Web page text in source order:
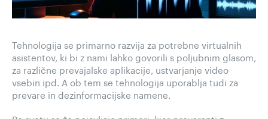
Tehnologija se primarno razvija za potrebne virtualnih
asistentov, ki bi z nami lahko govorili s poljubnim glasom,
za različne prevajalske aplikacije, ustvarjanje video
vsebin ipd. A ob tem se tehnologija uporablja tudi za
prevare in dezinformacijske namene.